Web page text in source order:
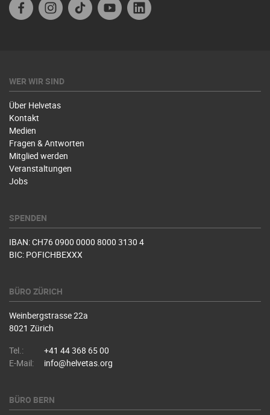
WER WIR SIND
Über Helvetas
Kontakt
Medien
Fragen & Antworten
Mitglied werden
Veranstaltungen
Jobs
SPENDEN
IBAN: CH76 0900 0000 8000 3130 4
BIC: POFICHBEXXX
BÜRO ZÜRICH
Weinbergstrasse 22a
8021 Zürich
Tel.:
+41 44 368 65 00
E-Mail:
info@helvetas.org
BÜRO BERN